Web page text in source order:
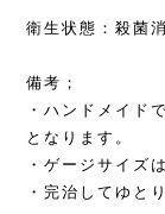
衛生状態：殺菌
備考；
・ハンドメイド
となります。
・ゲージサイズ
・完治してゆと